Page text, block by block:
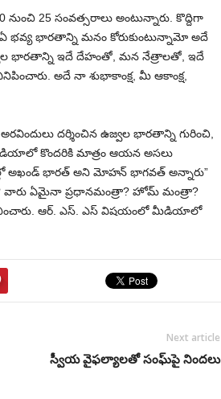
25 సంవత్సరాలు అంటున్నారు. కొద్దిగా
భవ్య భారతాన్ని మనం కోరుకుంటున్నామో అదే
భారతాన్ని ఇదే దేహంతో, మన నేత్రాలతో, ఇదే
అదే నా శుభాకాంక్ష, మీ ఆకాంక్ష,
దర్శించిన ఉజ్వల భారతాన్ని గురించి,
కొందరికి మాత్రం ఆయన అసలు
అఖండ్ భారత్ అని మోహన్ భాగవత్ అన్నారు”
వారు ఏమైనా ప్రధానమంత్రా? హోమ్ మంత్రా?
ఆర్. ఎస్. ఎస్ విషయంలో మీడియాలో
Next article
స్వీయ వైఫల్యాలతో సంఘ్‌పై నిందలు